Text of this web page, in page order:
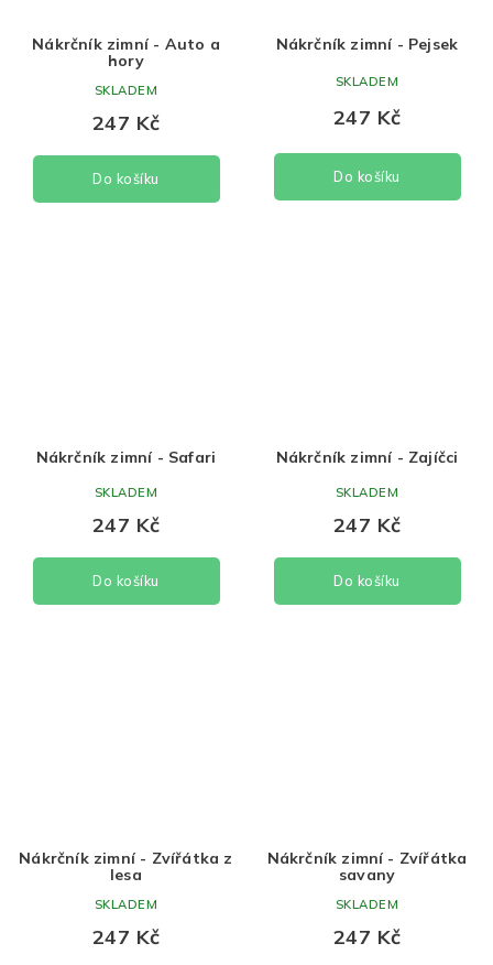
Nákrčník zimní - Auto a
hory
247 Kč
Do košíku
SKLADEM
Nákrčník zimní - Pejsek
247 Kč
Do košíku
SKLADEM
Nákrčník zimní - Safari
247 Kč
Do košíku
SKLADEM
Nákrčník zimní - Zajíčci
247 Kč
Do košíku
SKLADEM
Nákrčník zimní - Zvířátka z
lesa
247 Kč
SKLADEM
Nákrčník zimní - Zvířátka
savany
247 Kč
SKLADEM